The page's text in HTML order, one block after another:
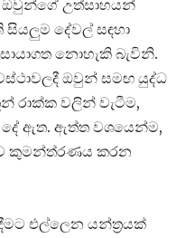
උත්සාහයන්
දේවල් සඳහා
නොහැකි බැවිනි.
ඔවුන් සමඟ යුද්ධ
රාක්ක වලින් වැටීම,
ඇත. ඇත්ත වශයෙන්ම,
කුමන්ත්රණය කරන
එල්ලෙන යන්ත්‍රයක්